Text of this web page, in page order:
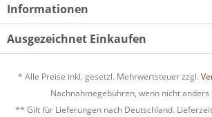
Informationen
Ausgezeichnet Einkaufen
* Alle Preise inkl. gesetzl. Mehrwertsteuer zzgl.
Nachnahmegebühren, wenn nicht
** Gilt für Lieferungen nach Deutschland.